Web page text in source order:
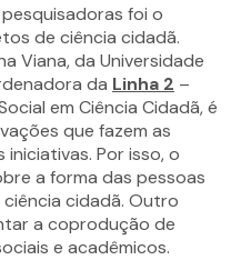
foi o
de ciência cidadã.
Viana, da Universidade
da Linha 2 –
em Ciência Cidadã, é
que fazem as
iniciativas. Por isso, o
a forma das pessoas
cidadã. Outro
a coprodução de
e acadêmicos.